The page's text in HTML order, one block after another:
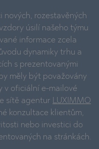
nových, rozestavěných
úsilí našeho týmu
informace zcela
dynamiky trhu a
s prezentovanými
měly být považovány
v oficiální e-mailové
sítě agentur LUXIMMO
konzultace klientům,
nebo investici do
na stránkách.